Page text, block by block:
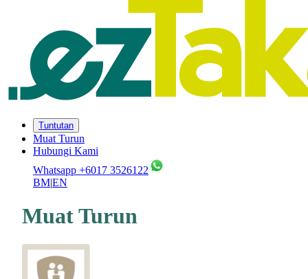
Tuntutan
Muat Turun
Hubungi Kami
Whatsapp +6017 3526122
BM|EN
Muat Turun